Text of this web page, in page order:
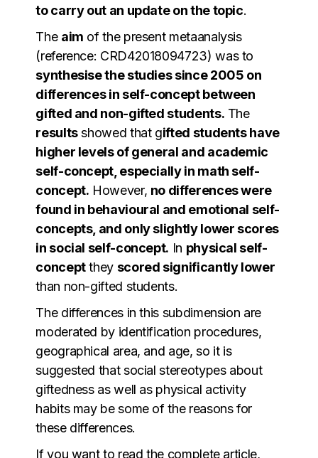
to carry out an update on the topic.
The aim of the present metaanalysis
(reference: CRD42018094723) was to
synthesise the studies since 2005 on
differences in self-concept between
gifted and non-gifted students. The
resultsshowed that gifted students have
higher levels of general and academic
self-concept, especially in math self-
concept. However, no differences were
found in behavioural and emotional self-
concepts, and only slightly lower scores
in social self-concept. In physical self-
conceptthey scored significantly lower
than non-gifted students.
The differences in this subdimension are
moderated by identification procedures,
geographical area, and age, so it is
suggested that social stereotypes about
giftedness as well as physical activity
habits may be some of the reasons for
these differences.
If you want to read the complete article,